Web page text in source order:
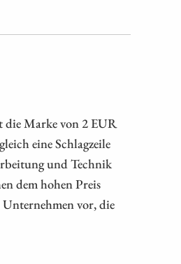
die Marke von 2 EUR
eine Schlagzeile
und Technik
dem hohen Preis
vor, die